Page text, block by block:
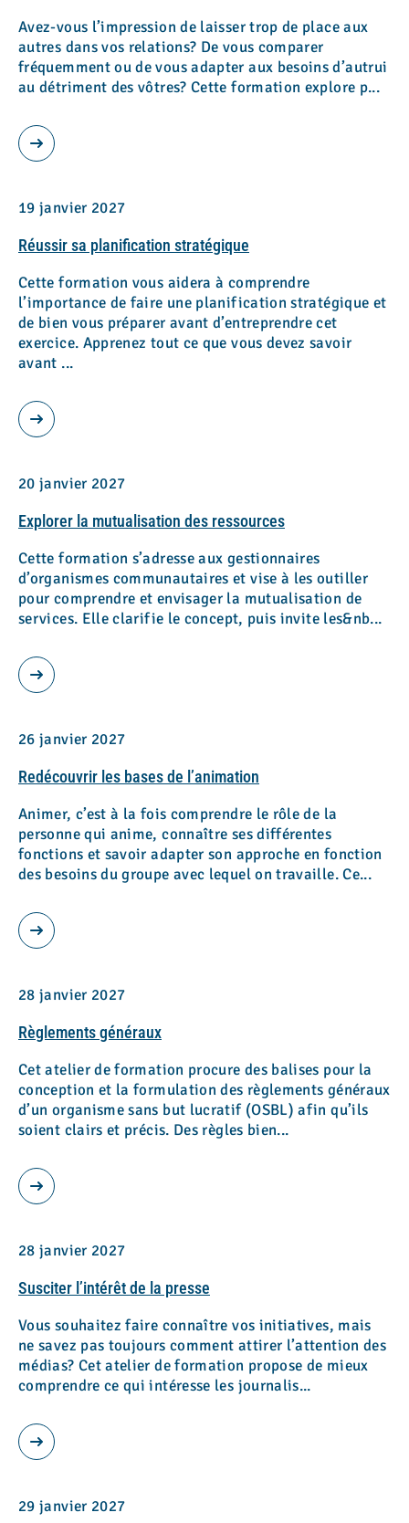
Avez-vous l’impression de laisser trop de place aux
autres dans vos relations? De vous comparer
fréquemment ou de vous adapter aux besoins d’autrui
au détriment des vôtres? Cette formation explore p...
19 janvier 2027
Réussir sa planification stratégique
Cette formation vous aidera à comprendre
l’importance de faire une planification stratégique et
de bien vous préparer avant d’entreprendre cet
exercice. Apprenez tout ce que vous devez savoir
avant ...
20 janvier 2027
Explorer la mutualisation des ressources
Cette formation s’adresse aux gestionnaires
d’organismes communautaires et vise à les outiller
pour comprendre et envisager la mutualisation de
services. Elle clarifie le concept, puis invite les&nb...
26 janvier 2027
Redécouvrir les bases de l’animation
Animer, c’est à la fois comprendre le rôle de la
personne qui anime, connaître ses différentes
fonctions et savoir adapter son approche en fonction
des besoins du groupe avec lequel on travaille. Ce...
28 janvier 2027
Règlements généraux
Cet atelier de formation procure des balises pour la
conception et la formulation des règlements généraux
d’un organisme sans but lucratif (OSBL) afin qu’ils
soient clairs et précis. Des règles bien...
28 janvier 2027
Susciter l’intérêt de la presse
Vous souhaitez faire connaître vos initiatives, mais
ne savez pas toujours comment attirer l’attention des
médias? Cet atelier de formation propose de mieux
comprendre ce qui intéresse les journalis...
29 janvier 2027